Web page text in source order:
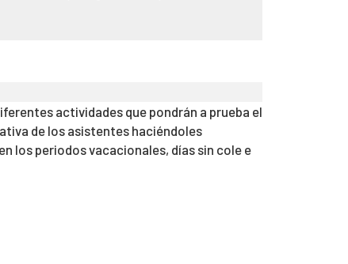
actividades que pondrán a prueba el
de los asistentes haciéndoles
los periodos vacacionales, días sin cole e